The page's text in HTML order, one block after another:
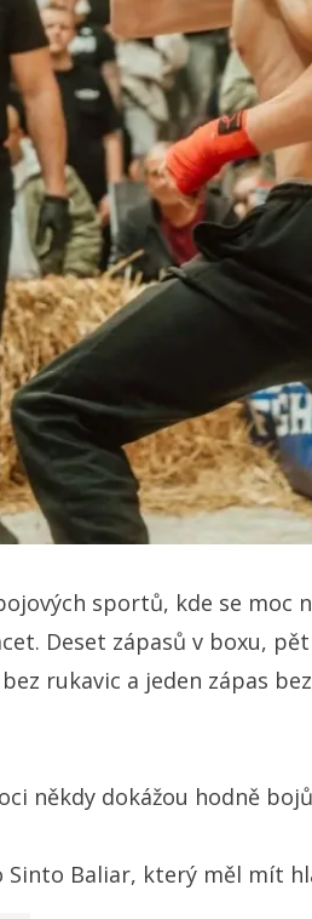
sportů, kde se moc
Deset zápasů v boxu,
rukavic a jeden zápas
někdy dokážou hodně
Baliar, který měl mít